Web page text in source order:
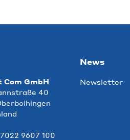
Com GmbH
40
9607 100
News
Newsletter